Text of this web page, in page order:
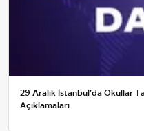
29 Aralık İstanbul'da Okullar
Açıklamaları